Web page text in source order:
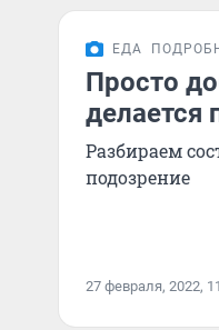
ЕДА
Просто
делается
Разбираем
подозрение
27 февраля, 2022,